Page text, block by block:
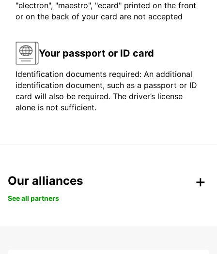
"electron", "maestro", "ecard" printed on the front
or on the back of your card are not accepted
Your passport or ID card
Identification documents required: An additional
identification document, such as a passport or ID
card will also be required. The driver’s license
alone is not sufficient.
Our alliances
See all partners